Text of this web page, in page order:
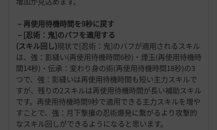
－再使用待機時間を9秒に戻す
－[忍術：鬼]のバフを適用する
(スキル回し)現状で[忍術：鬼]のバフが適用されるスキル
は、強：影縫い(再使用待機時間6秒)・煙玉(再使用待機時
間14秒)・伝承：変わり身の術(再使用待機時間18秒)の3
つで、強：影縫いは再使用待機時間も短い主力スキルで
すが、残りの2スキルは再使用待機時間が長い補助スキル
です。再使用待機時間9秒で適用できる主力スキルを増や
すことで、強：月下撃攘の忍術爆発に繋がるより攻撃的
なスキル回しができるようになると思います。